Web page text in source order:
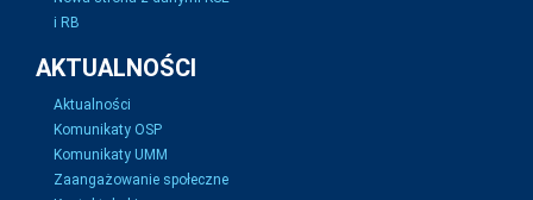
i RB
AKTUALNOŚCI
Aktualności
Komunikaty OSP
Komunikaty UMM
Zaangażowanie społeczne